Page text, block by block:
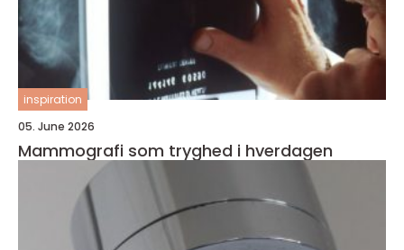
inspiration
05. June 2026
Mammografi som tryghed i hverdagen